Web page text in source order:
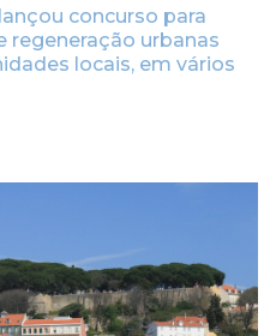
concurso para
regeneração urbanas
locais, em vários